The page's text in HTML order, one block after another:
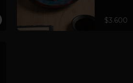
$3.600